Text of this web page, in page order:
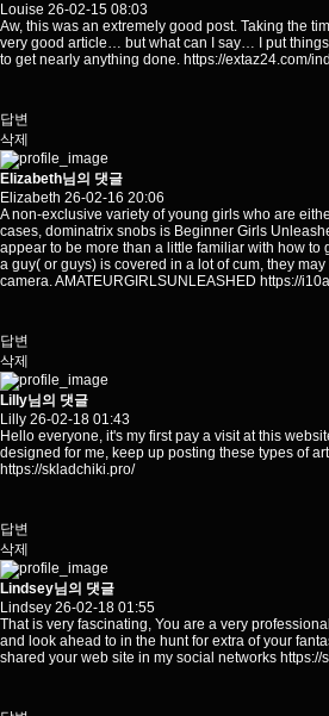
Louise 26-02-15 08:03
Aw, this was an extremely good post. Taking the
very good article… but what can I say… I put
to get nearly anything done. https://extaz24.com/
답변
삭제
Elizabeth님의 댓글
Elizabeth 26-02-16 20:06
A non-exclusive variety of young girls who are
cases, dominatrix snobs is Beginner Girls
appear to be more than a little familiar with how to
a guy( or guys) is covered in a lot of cum, they
camera. AMATEURGIRLSUNLEASHED https://
답변
삭제
Lilly님의 댓글
Lilly 26-02-18 01:43
Hello everyone, it's my first pay a visit at this
designed for me, keep up posting these types of
https://skladchiki.pro/
답변
삭제
Lindsey님의 댓글
Lindsey 26-02-18 01:55
That is very fascinating, You are a very
and look ahead to in the hunt for extra of your
shared your web site in my social networks https://